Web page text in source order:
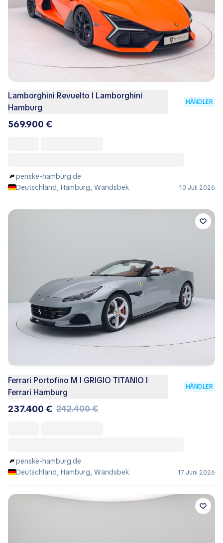
Lamborghini Revuelto I Lamborghini
Hamburg
HÄNDLER
569.900 €
penske-hamburg.de
Deutschland, Hamburg, Wandsbek
10 Juli 2026
Ferrari Portofino M I GRIGIO TITANIO I
Ferrari Hamburg
HÄNDLER
237.400 € 242.400 €
penske-hamburg.de
Deutschland, Hamburg, Wandsbek
17 Juni 2026